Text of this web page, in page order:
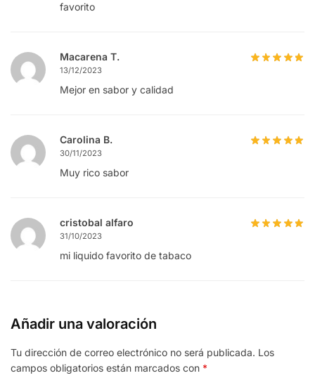
favorito
Macarena T.
13/12/2023
Mejor en sabor y calidad
Carolina B.
30/11/2023
Muy rico sabor
cristobal alfaro
31/10/2023
mi liquido favorito de tabaco
Añadir una valoración
Tu dirección de correo electrónico no será publicada. Los
campos obligatorios están marcados con *